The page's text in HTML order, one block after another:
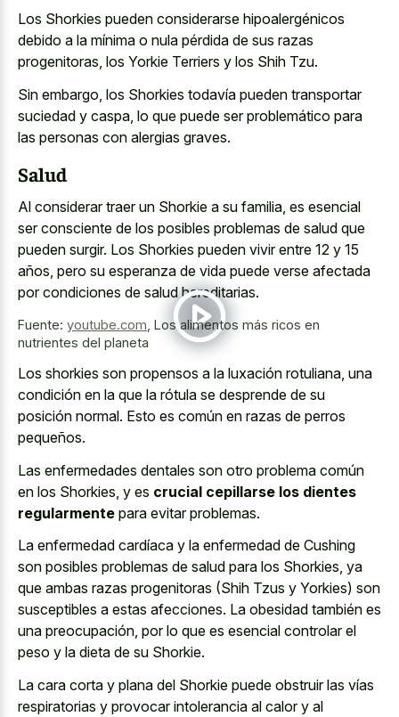
Los Shorkies pueden considerarse hipoalergénicos
debido a la mínima o nula pérdida de sus razas
progenitoras, los Yorkie Terriers y los Shih Tzu.
Sin embargo, los Shorkies todavía pueden transportar
suciedad y caspa, lo que puede ser problemático para
las personas con alergias graves.
Salud
Al considerar traer un Shorkie a su familia, es esencial
ser consciente de los posibles problemas de salud que
pueden surgir. Los Shorkies pueden vivir entre 12 y 15
años, pero su esperanza de vida puede verse afectada
por condiciones de salud hereditarias.
Fuente: youtube.com Los alimentos más ricos en
nutrientes del planeta
Los shorkies son propensos a la luxación rotuliana, una
condición en la que la rótula se desprende de su
posición normal. Esto es común en razas de perros
pequeños.
Las enfermedades dentales son otro problema común
en los Shorkies, y es crucial cepillarse los dientes
regularmente para evitar problemas.
La enfermedad cardíaca y la enfermedad de Cushing
son posibles problemas de salud para los Shorkies, ya
que ambas razas progenitoras (Shih Tzus y Yorkies) son
susceptibles a estas afecciones. La obesidad también es
una preocupación, por lo que es esencial controlar el
peso y la dieta de su Shorkie.
La cara corta y plana del Shorkie puede obstruir las vías
respiratorias y provocar intolerancia al calor y al